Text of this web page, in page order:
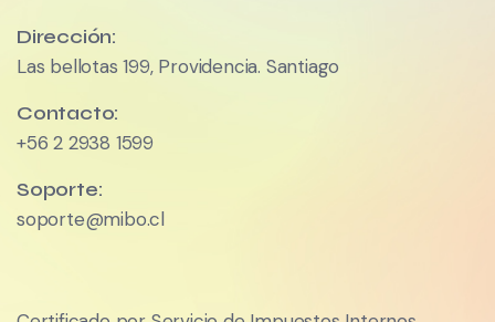
Dirección:
Las bellotas 199, Providencia. Santiago
Contacto:
+56 2 2938 1599
Soporte:
soporte@mibo.cl